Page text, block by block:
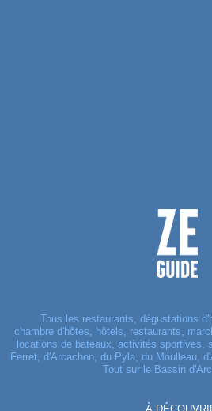
Tous les restaurants, dégustations
chambre d'hôtes, hôtels, restaurants,
locations de bateaux, activités sportives,
Ferret, d'Arcachon, du Pyla, du Moulleau,
Tout sur le Bassin